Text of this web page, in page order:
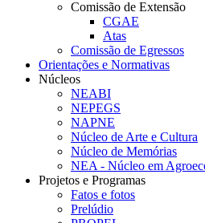
Comissão de Extensão
CGAE
Atas
Comissão de Egressos
Orientações e Normativas
Núcleos
NEABI
NEPEGS
NAPNE
Núcleo de Arte e Cultura
Núcleo de Memórias
NEA - Núcleo em
Projetos e Programas
Fatos e fotos
Prelúdio